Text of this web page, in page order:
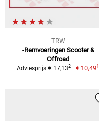
TRW
-Remvoeringen Scooter &
Offroad
Adviesprijs € 17,132 € 10,491